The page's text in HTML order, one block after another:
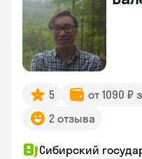
5 от 1090 ₽
2 отзыва
Сибирский